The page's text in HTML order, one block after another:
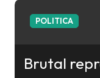
POLITICA
Brutal